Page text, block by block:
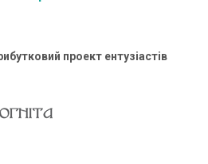
проект ентузіастів